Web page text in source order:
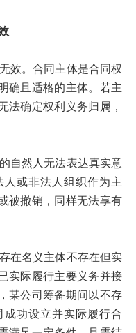
。合同主体是合同权
确且适格的主体。若主
法确定权利义务归属，
然人无法表达真实意
或非法人组织作为主
被撤销，同样无法享有
名义主体不存在但实
实际履行主要义务并接
某公司筹备期间以不存
功设立并实际履行合